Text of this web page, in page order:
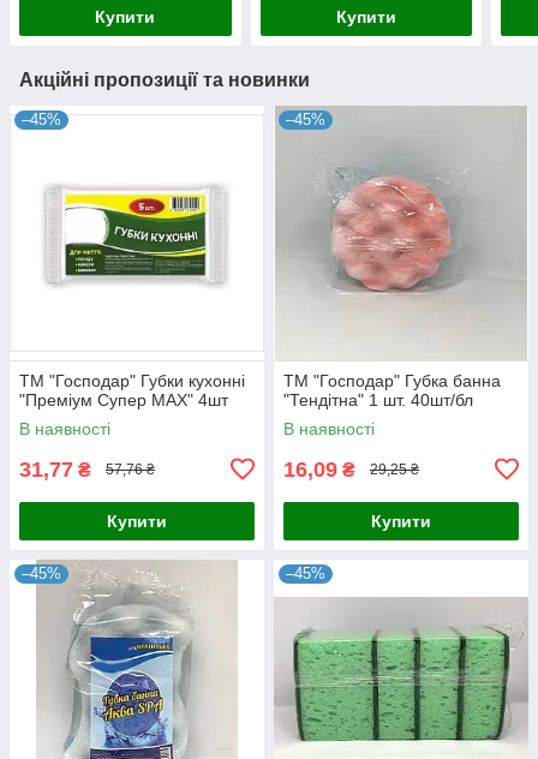
Купити Купити
Акційні пропозиції та новинки
–45%
ТМ "Господар" Губки кухонні
"Преміум Супер МАХ" 4шт
В наявності
31,77 ₴ 57,76 ₴
Купити
–45%
ТМ "Господар" Губка банна
"Тендітна" 1 шт. 40шт/бл
В наявності
16,09 ₴ 29,25 ₴
Купити
–45% –45%